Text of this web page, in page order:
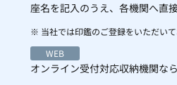
座名を記入のうえ、各機関へ直接
※ 当社では印鑑のご登録をいただい
WEB
オンライン受付対応収納機関な